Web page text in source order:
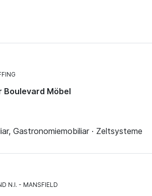
Boulevard Möbel
Gastronomiemobiliar · Zeltsysteme
N.I. MANSFIELD